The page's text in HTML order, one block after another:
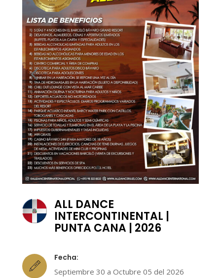
ALL DANCE
INTERCONTINENTAL |
PUNTA CANA | 2026
Fecha:
Septiembre 30 a Octubre 05 del 2026